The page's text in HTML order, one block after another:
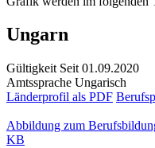
Ungarn
Gültigkeit Seit 01.09.2020
Amtssprache Ungarisch
Länderprofil als PDF
Abbildung zum
KB